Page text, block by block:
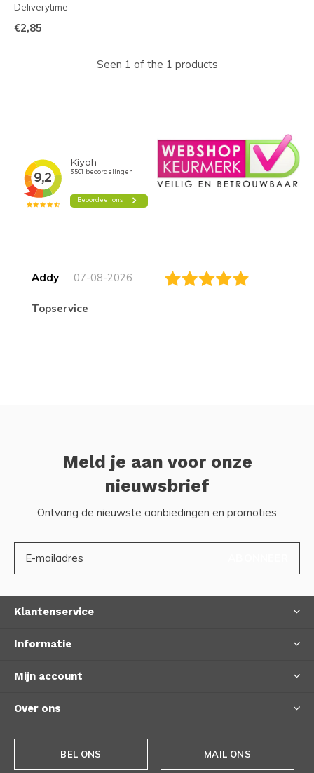
Deliverytime
€2,85
Seen 1 of the 1 products
Addy 07-08-2026
topservice
Meld je aan voor onze
nieuwsbrief
Ontvang de nieuwste aanbiedingen en promoties
Klantenservice
Informatie
Mijn account
Over ons
BEL ONS MAIL ONS